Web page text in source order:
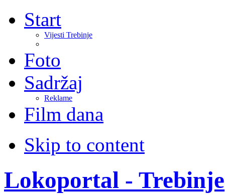
Start
Vijesti Trebinje
Foto
Sadržaj
Reklame
Film dana
Skip to content
Lokoportal - Trebinje